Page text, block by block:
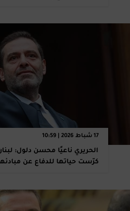
17 شباط 2026 | 10:59
الحريري ناعيًا محسن دلول:
كرّست حياتها للدفاع عن